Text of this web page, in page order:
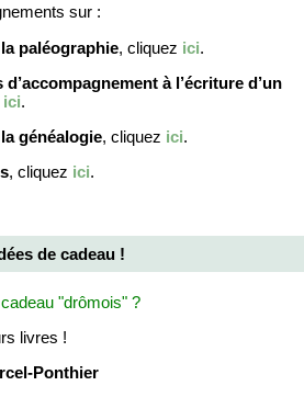
sur :
paléographie, cliquez ici.
à l’écriture d’un
ici.
généalogie, cliquez ici.
, cliquez ici.
de cadeau !
"drômois" ?
livres !
Ponthier